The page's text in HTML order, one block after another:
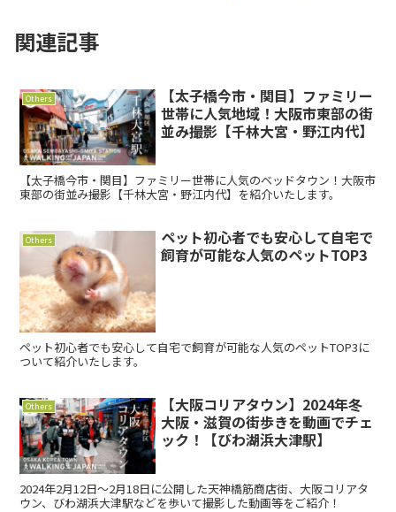
関連記事
Others
【太子橋今市・関目】ファミリー
世帯に人気地域！大阪市東部の街
並み撮影【千林大宮・野江内代】
【太子橋今市・関目】ファミリー世帯に人気のベッドタウン！大阪市
東部の街並み撮影【千林大宮・野江内代】を紹介いたします。
Others
ペット初心者でも安心して自宅で
飼育が可能な人気のペットTOP3
ペット初心者でも安心して自宅で飼育が可能な人気のペットTOP3に
ついて紹介いたします。
Others
【大阪コリアタウン】2024年冬
大阪・滋賀の街歩きを動画でチェ
ック！【びわ湖浜大津駅】
2024年2月12日～2月18日に公開した天神橋筋商店街、大阪コリアタ
ウン、びわ湖浜大津駅などを歩いて撮影した動画等をご紹介！